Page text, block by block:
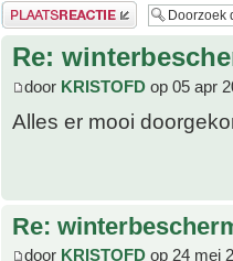
Plaats een reactie
Re:
door KRISTOFD op 05 apr
Alles er mooi
Re:
door KRISTOFD op 24 mei